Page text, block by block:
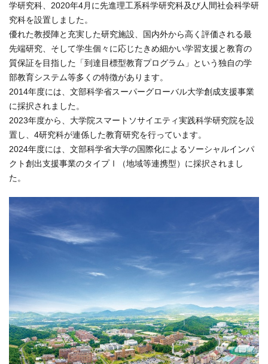
学研究科、2020年4月に先進理工系科学研究科及び人間社会科学研
究科を設置しました。
優れた教授陣と充実した研究施設、国内外から高く評価される最
先端研究、そして学生個々に応じたきめ細かい学習支援と教育の
質保証を目指した「到達目標型教育プログラム」という独自の学
部教育システム等多くの特徴があります。
2014年度には、文部科学省スーパーグローバル大学創成支援事業
に採択されました。
2023年度から、大学院スマートソサイエティ実践科学研究院を設
置し、4研究科が連係した教育研究を行っています。
2024年度には、文部科学省大学の国際化によるソーシャルインパ
クト創出支援事業のタイプⅠ（地域等連携型）に採択されまし
た。